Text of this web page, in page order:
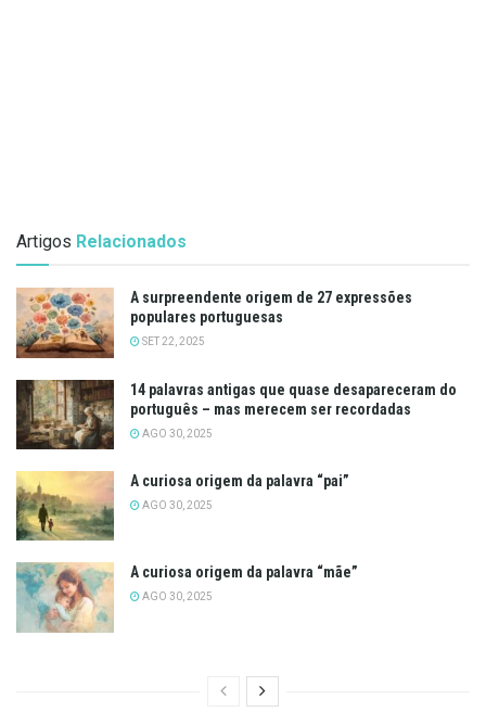
Artigos Relacionados
A surpreendente origem de 27 expressões
populares portuguesas
SET 22, 2025
14 palavras antigas que quase desapareceram do
português – mas merecem ser recordadas
AGO 30, 2025
A curiosa origem da palavra “pai”
AGO 30, 2025
A curiosa origem da palavra “mãe”
AGO 30, 2025